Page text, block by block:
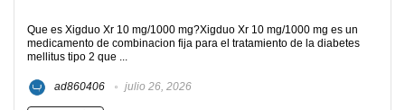
Que es Xigduo Xr 10 mg/1000 mg?Xigduo Xr 10 mg/1000 mg es un
medicamento de combinacion fija para el tratamiento de la diabetes
mellitus tipo 2 que ...
ad860406 julio 26, 2026